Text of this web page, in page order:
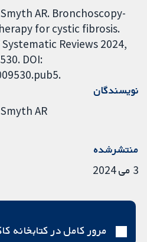
AR. Bronchoscopy-
for cystic fibrosis.
Reviews 2024,
DOI:
نویسندگان
Smyth AR
منتشرشده
3 می 2024
مرور کامل در کتابخانه